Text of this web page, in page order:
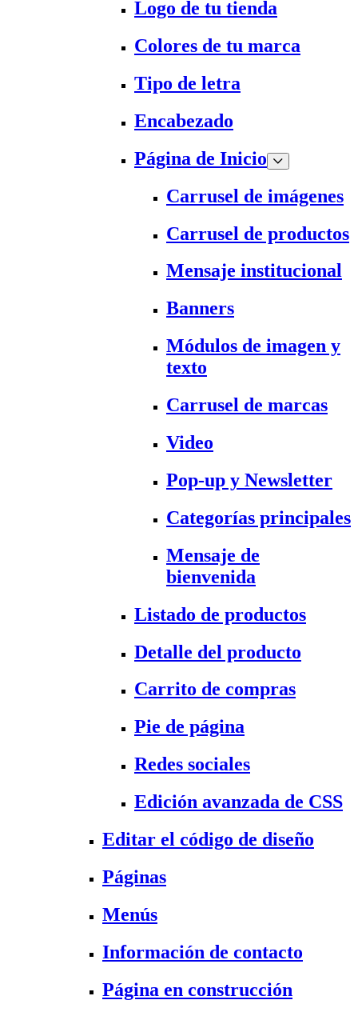
Logo de tu tienda
Colores de tu marca
Tipo de letra
Encabezado
Página de Inicio
Carrusel de imágenes
Carrusel de productos
Mensaje institucional
Banners
Módulos de imagen y
texto
Carrusel de marcas
Video
Pop-up y Newsletter
Categorías principales
Mensaje de
bienvenida
Listado de productos
Detalle del producto
Carrito de compras
Pie de página
Redes sociales
Edición avanzada de CSS
Editar el código de diseño
Páginas
Menús
Información de contacto
Página en construcción